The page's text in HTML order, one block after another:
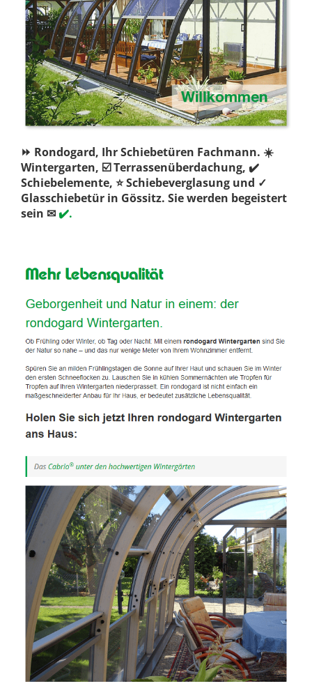
⏩ Rondogard, Ihr Schiebetüren Fachmann. ☀️
Wintergarten, ☑️ Terrassenüberdachung, ✔️
Schiebelemente, ⭐ Schiebeverglasung und ✓
Glasschiebetür in Gössitz. Sie werden begeistert
sein ✉✔️.